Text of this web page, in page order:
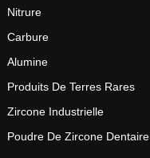
Nitrure
Carbure
Alumine
Produits De Terres Rares
Zircone Industrielle
Poudre De Zircone Dentaire